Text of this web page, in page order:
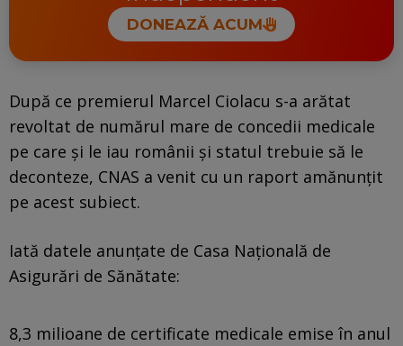
DONEAZĂ ACUM
După ce premierul Marcel Ciolacu s-a arătat
revoltat de numărul mare de concedii medicale
pe care şi le iau românii şi statul trebuie să le
deconteze, CNAS a venit cu un raport amănunţit
pe acest subiect.
Iată datele anunţate de Casa Naţională de
Asigurări de Sănătate:
8,3 milioane de certificate medicale emise în anul